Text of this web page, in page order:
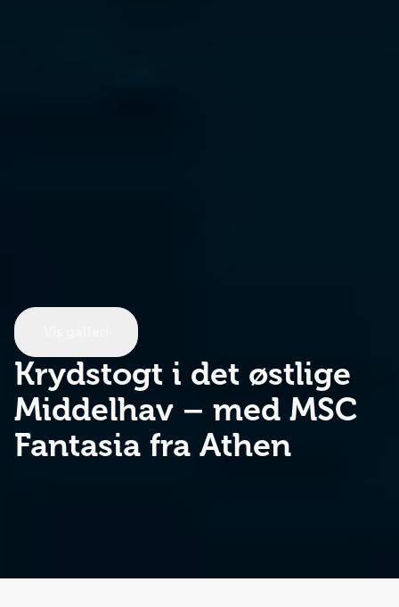
Krydstogt i det østlige
Middelhav – med MSC
Fantasia fra Athen